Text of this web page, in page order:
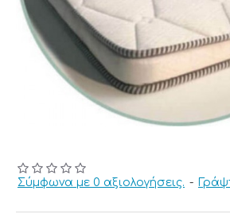
Σύμφωνα με 0 αξιολογήσεις. -